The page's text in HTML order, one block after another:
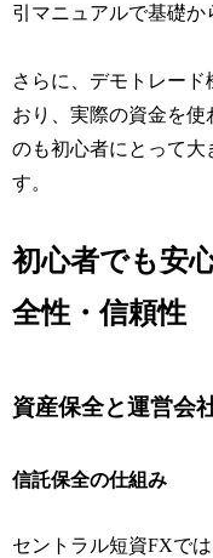
引マニュアルで基礎か
さらに、デモトレード
おり、実際の資金を使
のも初心者にとって大
す。
初心者でも安
全性・信頼性
資産保全と運営会
信託保全の仕組み
セントラル短資FXで